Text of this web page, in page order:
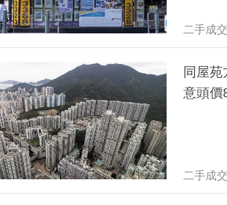
二手成交
同屋
意頭價
二手成交